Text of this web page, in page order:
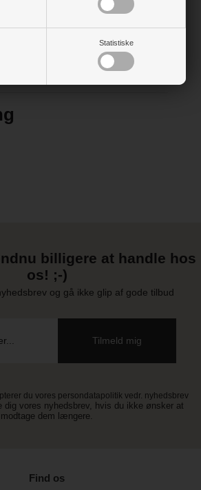
Statistiske
billigere at handle hos
os! ;-)
og gå ikke glip af gode tilbud
du vores persondatapolitik vedr. nyhedsbrev
dig vores nyhedsbrev, hvis du ikke ønsker at
modtage dem længere.
Find os